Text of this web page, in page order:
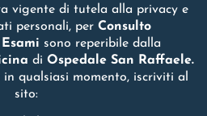
vigente di tutela alla privacy e
personali, per Consulto
sono reperibile dalla
di Ospedale San Raffaele.
qualsiasi momento, iscriviti al
sito: